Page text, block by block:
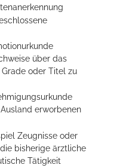
über das
oder Titel zu
erworbenen
Zeugnisse oder
bisherige ärztliche
Tätigkeit